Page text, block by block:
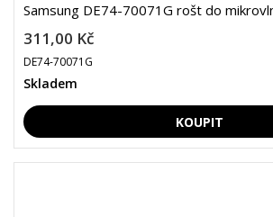
Samsung DE74-70071G rošt do
311,00 Kč
DE74-70071G
Skladem